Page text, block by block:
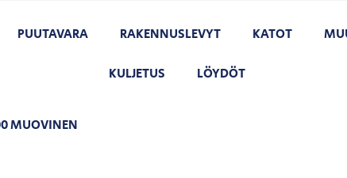
PUUTAVARA RAKENNUSLEVYT KATOT
KULJETUS LÖYDÖT
MUOVINEN